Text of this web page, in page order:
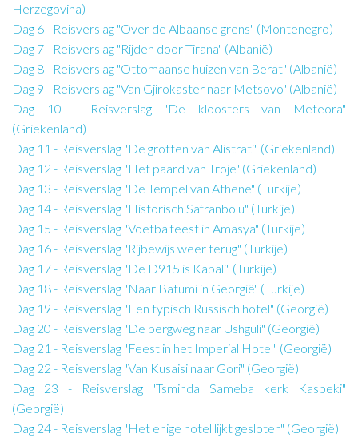
Herzegovina)
Dag 6 - Reisverslag "Over de Albaanse grens" (Montenegro)
Dag 7 - Reisverslag "Rijden door Tirana" (Albanië)
Dag 8 - Reisverslag "Ottomaanse huizen van Berat" (Albanië)
Dag 9 - Reisverslag "Van Gjirokaster naar Metsovo" (Albanië)
Dag 10 - Reisverslag "De kloosters van Meteora"
(Griekenland)
Dag 11 - Reisverslag "De grotten van Alistrati" (Griekenland)
Dag 12 - Reisverslag "Het paard van Troje" (Griekenland)
Dag 13 - Reisverslag "De Tempel van Athene" (Turkije)
Dag 14 - Reisverslag "Historisch Safranbolu" (Turkije)
Dag 15 - Reisverslag "Voetbalfeest in Amasya" (Turkije)
Dag 16 - Reisverslag "Rijbewijs weer terug" (Turkije)
Dag 17 - Reisverslag "De D915 is Kapali" (Turkije)
Dag 18 - Reisverslag "Naar Batumi in Georgië" (Turkije)
Dag 19 - Reisverslag "Een typisch Russisch hotel" (Georgië)
Dag 20 - Reisverslag "De bergweg naar Ushguli" (Georgië)
Dag 21 - Reisverslag "Feest in het Imperial Hotel" (Georgië)
Dag 22 - Reisverslag "Van Kusaisi naar Gori" (Georgië)
Dag 23 - Reisverslag "Tsminda Sameba kerk Kasbeki"
(Georgië)
Dag 24 - Reisverslag "Het enige hotel lijkt gesloten" (Georgië)